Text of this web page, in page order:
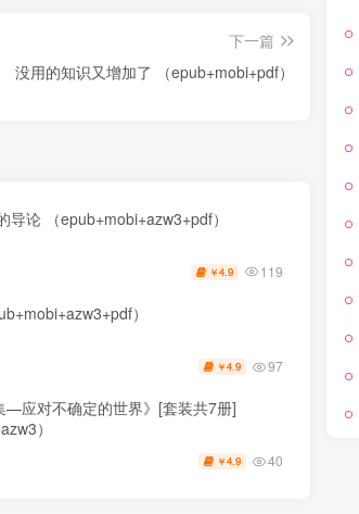
下一篇
没用的知识又增加了 （epub+mobi+pdf）
导论 （epub+mobi+azw3+pdf）
￥4.9 119
）
￥4.9 97
—应对不确定的世界》[套装共7册]
）
￥4.9 40